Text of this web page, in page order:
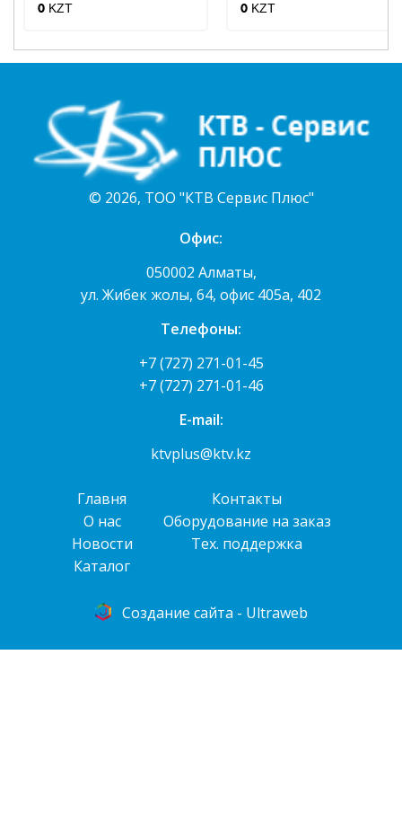
0 KZT 0 KZT
© 2026, ТОО "КТВ Сервис Плюс"
Офис:
050002 Алматы,
ул. Жибек жолы, 64, офис 405а, 402
Телефоны:
+7 (727) 271-01-45
+7 (727) 271-01-46
E-mail:
ktvplus@ktv.kz
Главня
О нас
Новости
Каталог
Контакты
Оборудование на заказ
Тех. поддержка
Cоздание сайта - Ultraweb